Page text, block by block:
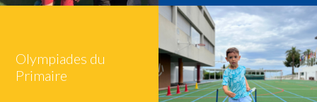
Olympiades du
Primaire